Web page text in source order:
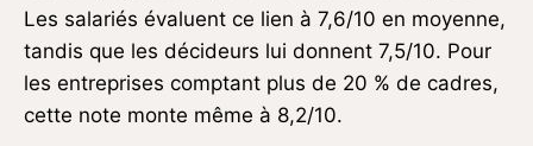
Les salariés évaluent ce lien à 7,6/10 en moyenne,
tandis que les décideurs lui donnent 7,5/10. Pour
les entreprises comptant plus de 20 % de cadres,
cette note monte même à 8,2/10.